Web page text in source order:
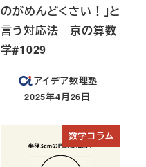
のがめんどくさい！」と
言う対応法 京の算数
学#1029
アイデア数理塾
投稿日
2025年4月26日
数学コラム